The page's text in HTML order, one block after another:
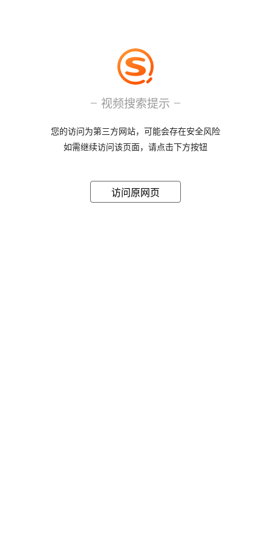
视频搜索提示
您的访问为第三方网站，可能会存在安全风险
如需继续访问该页面，请点击下方按钮
访问原网页